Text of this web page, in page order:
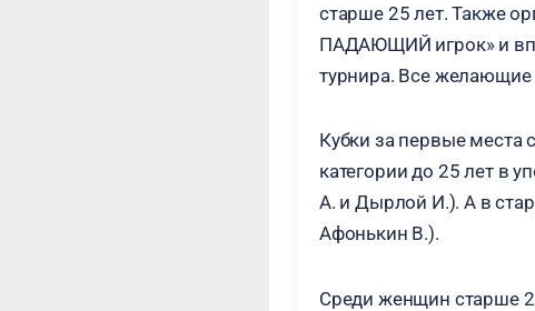
старше 25 лет. Также
ПАДАЮЩИЙ игрок» и
турнира. Все желающие
Кубки за первые места
категории до 25 лет в
А. и Дырлой И.). А в
Афонькин В.).
Среди женщин старше